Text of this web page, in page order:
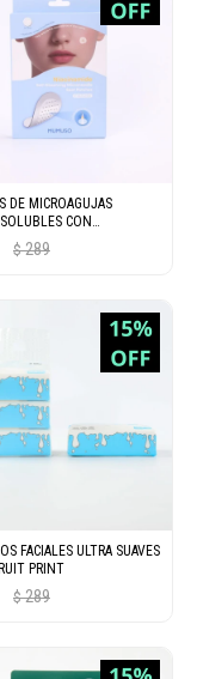
DE MICROAGUJAS
CON
$ 289
FACIALES ULTRA SUAVES
PRINT
$ 289